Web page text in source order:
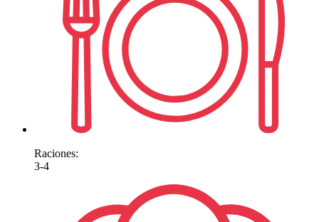
Raciones:
3-4